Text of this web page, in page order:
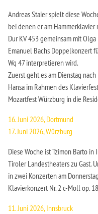
Andreas Staier spielt diese
bei denen er am Hammerklavier
Dur KV 453 gemeinsam mit
Emanuel Bachs Doppelkonzert
Wq 47 interpretieren wird.
Zuerst geht es am Dienstag
Hansa im Rahmen des
Mozartfest Würzburg in die
16. Juni 2026, Dortmund
17. Juni 2026, Würzburg
Diese Woche ist Tzimon Barto
Tiroler Landestheaters zu Gast.
in zwei Konzerten am
Klavierkonzert Nr. 2 c-Moll op.
11. Juni 2026, Innsbruck